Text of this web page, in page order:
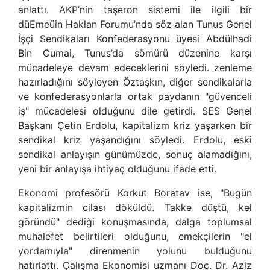
anlattı. AKP’nin taşeron sistemi ile ilgili bir
düEmeüin Haklan Forumu’nda söz alan Tunus Genel
İşçi Sendikaları Konfederasyonu üyesi Abdülhadi
Bin Cumai, Tunus’da sömürü düzenine karşı
mücadeleye devam edeceklerini söyledi. zenleme
hazırladığını söyleyen Öztaşkın, diğer sendikalarla
ve konfederasyonlarla ortak paydanın "güvenceli
iş" mücadelesi olduğunu dile getirdi. SES Genel
Başkanı Çetin Erdolu, kapitalizm kriz yaşarken bir
sendikal kriz yaşandığını söyledi. Erdolu, eski
sendikal anlayışın günümüzde, sonuç alamadığını,
yeni bir anlayışa ihtiyaç olduğunu ifade etti.
Ekonomi profesörü Korkut Boratav ise, "Bugün
kapitalizmin cilası döküldü. Takke düştü, kel
göründü" dediği konuşmasında, dalga toplumsal
muhalefet belirtileri olduğunu, emekçilerin "el
yordamıyla" direnmenin yolunu bulduğunu
hatırlattı. Çalışma Ekonomisi uzmanı Doç. Dr. Aziz